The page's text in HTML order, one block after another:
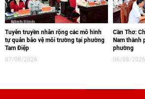
Tuyên truyền nhân rộng các mô hình
tự quản bảo vệ môi trường tại phường
Tam Điệp
07/08/2026
Cần Thơ:
Nam thành
phường
06/08/2026